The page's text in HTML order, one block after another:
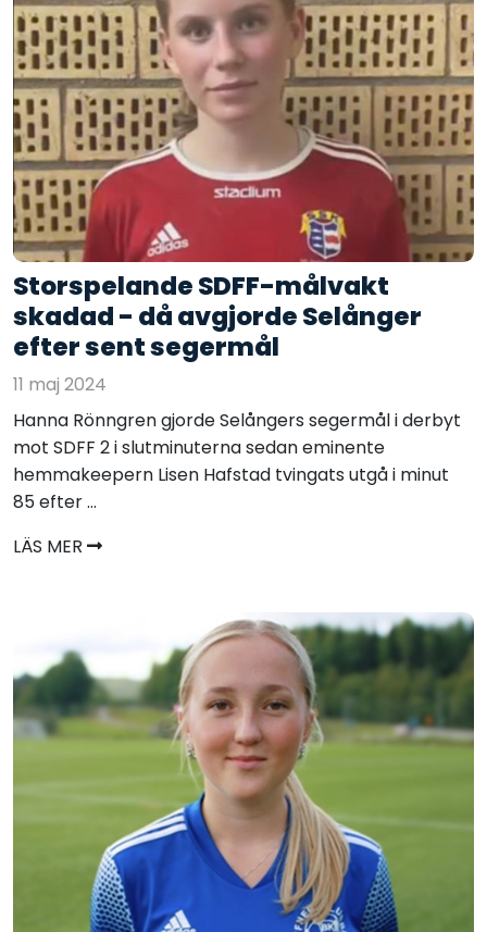
Storspelande SDFF-målvakt
skadad - då avgjorde Selånger
efter sent segermål
11 maj 2024
Hanna Rönngren gjorde Selångers segermål i derbyt
mot SDFF 2 i slutminuterna sedan eminente
hemmakeepern Lisen Hafstad tvingats utgå i minut
85 efter ...
LÄS MER